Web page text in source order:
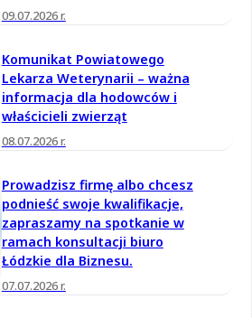
09.07.2026 r.
Komunikat Powiatowego
Lekarza Weterynarii – ważna
informacja dla hodowców i
właścicieli zwierząt
08.07.2026 r.
Prowadzisz firmę albo chcesz
podnieść swoje kwalifikacje,
zapraszamy na spotkanie w
ramach konsultacji biuro
Łódzkie dla Biznesu.
07.07.2026 r.